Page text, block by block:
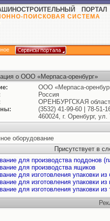
ПОРТАЛ
ПОИСКОВАЯ СИСТЕМА
о ООО «Мерпаса-оренбург»
ООО «Мерпаса-
Россия
ОРЕНБУРГСКАЯ
(3532) 41-99-60 | 78-51-
460024, г. Оренбург,
оборудование
Присутствует в
для производства поддонов
для производства ящиков
для изготовления упаковки из
для изготовления упаковки из
для изготовления упаковки